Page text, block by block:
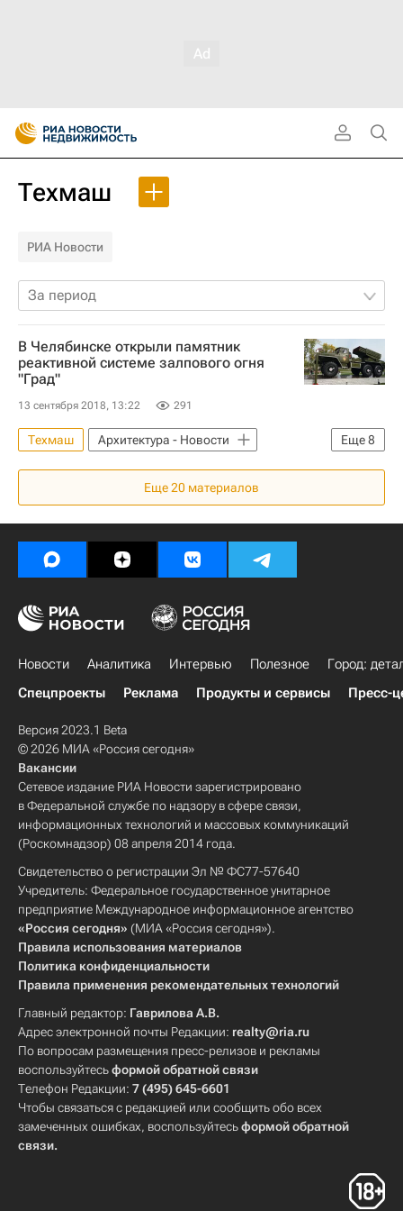
Техмаш
РИА Новости
За период
В Челябинске открыли памятник
реактивной системе залпового огня
"Град"
13 сентября 2018, 13:22 291
Еще8
Техмаш
Архитектура - Новости
Новости - Недвижимость
Челябинская область
Челябинск
Сплав (НПО)
Ростех
Памятники
Архитектура
Еще20 материалов
Новости Аналитика Интервью Полезное
Город:
Спецпроекты
Реклама Продукты и сервисы Пресс-
Версия 2023.1 Beta
© 2026 МИА «Россия сегодня»
Вакансии
Сетевое издание РИА Новости зарегистрировано
в Федеральной службе по надзору в сфере связи,
информационных технологий и массовых коммуникаций
(Роскомнадзор) 08 апреля 2014 года.
Свидетельство о регистрации Эл № ФС77-57640
Учредитель: Федеральное государственное унитарное
предприятие Международное информационное агентство
«Россия сегодня» (МИА «Россия сегодня»).
Правила использования материалов
Политика конфиденциальности
Правила применения рекомендательных технологий
Главный редактор: Гаврилова А.В.
Адрес электронной почты Редакции: realty@ria.ru
По вопросам размещения пресс-релизов и рекламы
воспользуйтесьформой обратной связи
Телефон Редакции: 7 (495) 645-6601
Чтобы связаться с редакцией или сообщить обо всех
замеченных ошибках, воспользуйтесьформой обратной
связи.